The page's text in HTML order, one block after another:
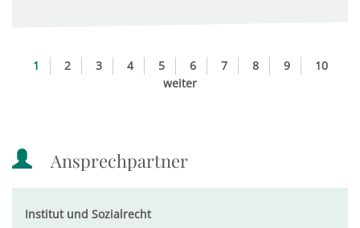
1 2 3 4 5 6 7 8 9
10
weiter
Ansprechpartner
Institut und Sozialrecht